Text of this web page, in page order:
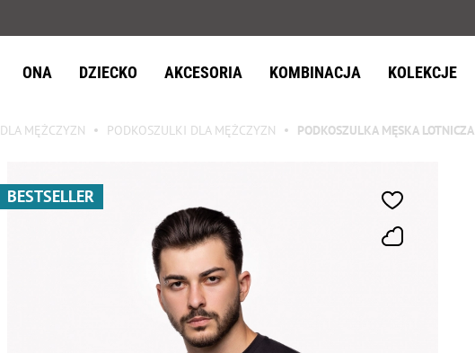
ONA DZIECKO AKCESORIA KOMBINACJA KOLEKCJE
DLA MĘŻCZYZN PODKOSZULKI DLA MĘŻCZYZN PODKOSZULKA MĘSKA LOTNICZA
BESTSELLER